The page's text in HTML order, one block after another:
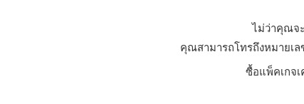
ไม่ว่าคุณจ
คุณสามารถโทรถึงหมายเล
ซื้อแพ็คเกจ